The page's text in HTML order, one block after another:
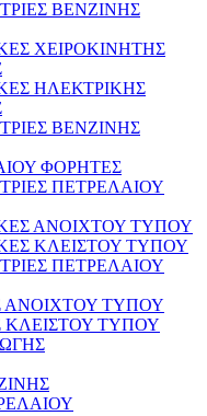
ΒΕΝΖΙΝΗΣ
ΧΕΙΡΟΚΙΝΗΤΗΣ
ΗΛΕΚΤΡΙΚΗΣ
ΒΕΝΖΙΝΗΣ
ΦΟΡΗΤΕΣ
ΠΕΤΡΕΛΑΙΟΥ
ΑΝΟΙΧΤΟΥ ΤΥΠΟΥ
ΚΛΕΙΣΤΟΥ ΤΥΠΟΥ
ΠΕΤΡΕΛΑΙΟΥ
ΑΝΟΙΧΤΟΥ ΤΥΠΟΥ
ΚΛΕΙΣΤΟΥ ΤΥΠΟΥ